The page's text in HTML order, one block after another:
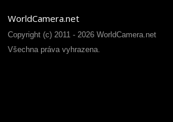
WorldCamera.net
Copyright (c) 2011 - 2026 WorldCamera.net
Všechna práva vyhrazena.